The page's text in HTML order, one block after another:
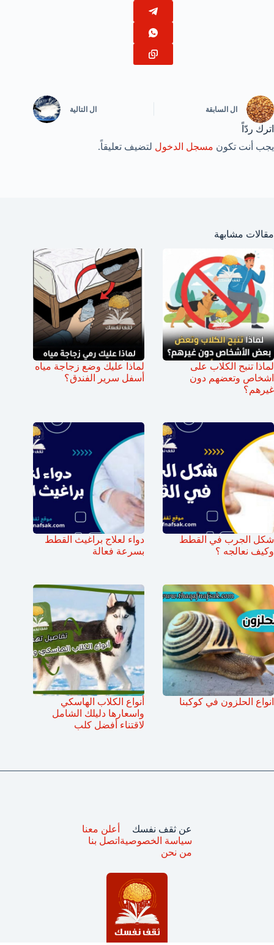
ال السابقة ال التالية
اترك ردّاً
يجب أنت تكون مسجل الدخول لتضيف تعليقاً.
مقالات مشابهة
لماذا تنبح الكلاب على
اشخاص وتعضهم دون
غيرهم؟
لماذا عليك وضع زجاجة مياه
أسفل سرير الفندق؟
شكل الجرب في القطط
وكيف نعالجه ؟
دواء لعلاج براغيث القطط
بسرعة فعالة
انواع الحلزون في كوكبنا
أنواع الكلاب الهاسكي
واسعارها دليلك الشامل
لاقتناء أفضل كلب
عن ثقف نفسك
سياسة الخصوصية
من نحن
أعلن معنا
اتصل بنا